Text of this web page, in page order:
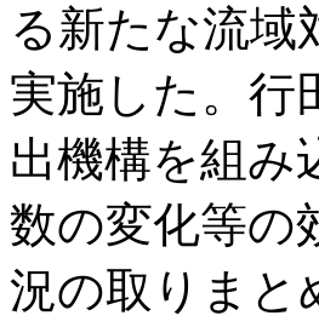
る新たな流域
実施した。行
出機構を組み
数の変化等の
況の取りまと